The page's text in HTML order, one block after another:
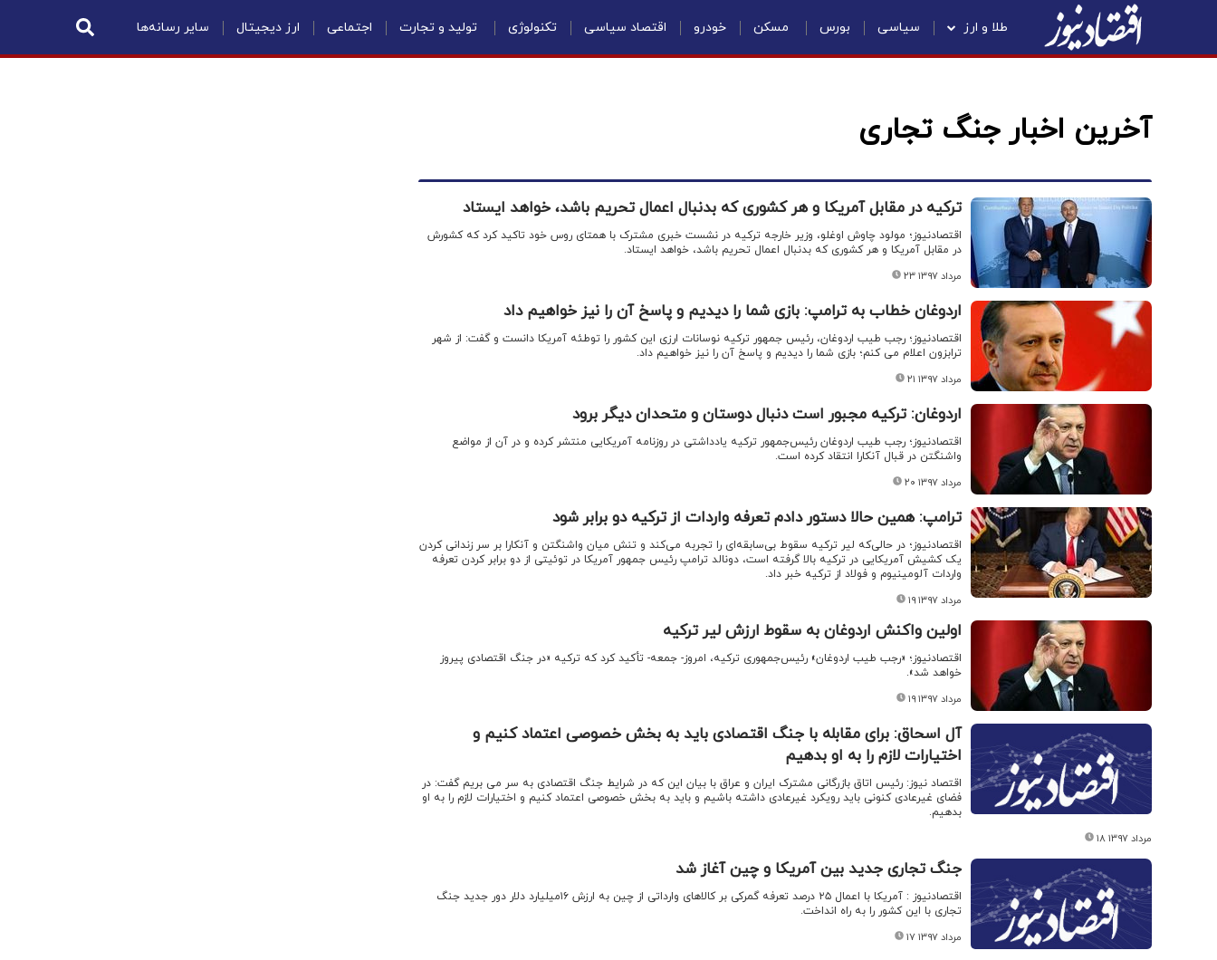
طلا و ارز سیاسی بورس مسکن خودرو اقتصاد سیاسی تکنولوژی تولید و تجارت اجتماعی ارز دیجیتال سایر رسانه‌ها
آخرین اخبار جنگ تجاری
ترکیه در مقابل آمریکا و هر کشوری که بدنبال اعمال تحریم باشد، خواهد ایستاد
اقتصادنیوز؛ مولود چاوش اوغلو، وزیر خارجه ترکیه در نشست خبری مشترک با همتای روس خود تاکید کرد که کشورش
در مقابل آمریکا و هر کشوری که بدنبال اعمال تحریم باشد، خواهد ایستاد.
۲۳ مرداد ۱۳۹۷
اردوغان خطاب به ترامپ: بازی شما را دیدیم و پاسخ آن را نیز خواهیم داد
اقتصادنیوز؛ رجب طیب اردوغان، رئیس جمهور ترکیه نوسانات ارزی این کشور را توطئه آمریکا دانست و گفت: از شهر
ترابزون اعلام می کنم؛ بازی شما را دیدیم و پاسخ آن را نیز خواهیم داد.
۲۱ مرداد ۱۳۹۷
اردوغان: ترکیه مجبور است دنبال دوستان و متحدان دیگر برود
اقتصادنیوز؛ رجب طیب اردوغان رئیس‌جمهور ترکیه یادداشتی در روزنامه آمریکایی منتشر کرده و در آن از مواضع
واشنگتن در قبال آنکارا انتقاد کرده است.
۲۰ مرداد ۱۳۹۷
ترامپ: همین حالا دستور دادم تعرفه واردات از ترکیه دو برابر شود
اقتصادنیوز؛ در حالی‌که لیر ترکیه سقوط بی‌سابقه‌ای را تجربه می‌کند و تنش میان واشنگتن و آنکارا بر سر زندانی کردن
یک کشیش آمریکایی در ترکیه بالا گرفته است، دونالد ترامپ رئیس جمهور آمریکا در توئیتی از دو برابر کردن تعرفه
واردات آلومینیوم و فولاد از ترکیه خبر داد.
۱۹ مرداد ۱۳۹۷
اولین واکنش اردوغان به سقوط ارزش لیر ترکیه
اقتصادنیوز؛ «رجب طیب اردوغان» رئیس‌جمهوری ترکیه، امروز- جمعه- تأکید کرد که ترکیه «در جنگ اقتصادی پیروز
خواهد شد».
۱۹ مرداد ۱۳۹۷
آل اسحاق: برای مقابله با جنگ اقتصادی باید به بخش خصوصی اعتماد کنیم و
اختیارات لازم را به او بدهیم
اقتصاد نیوز: رئیس اتاق بازرگانی مشترک ایران و عراق با بیان این که در شرایط جنگ اقتصادی به سر می بریم گفت: در
فضای غیرعادی کنونی باید رویکرد غیرعادی داشته باشیم و باید به بخش خصوصی اعتماد کنیم و اختیارات لازم را به او
بدهیم.
۱۸ مرداد ۱۳۹۷
جنگ تجاری جدید بین آمریکا و چین آغاز شد
اقتصادنیوز : آمریکا با اعمال ۲۵ درصد تعرفه گمرکی بر کالاهای وارداتی از چین به ارزش ۱۶میلیارد دلار دور جدید جنگ
تجاری با این کشور را به راه انداخت.
۱۷ مرداد ۱۳۹۷